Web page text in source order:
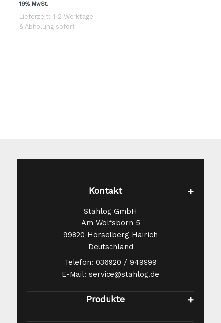
19% MwSt.
Lieferzeit: 1-2 Werktage
& Abholung sofort
Kontakt
Stahlog GmbH
Am Wolfsborn 5
99820 Hörselberg Hainich
Deutschland
Telefon: 036920 / 949999
E-Mail: service@stahlog.de
Produkte